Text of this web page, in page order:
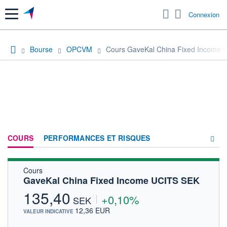
Menu Connexion
Bourse OPCVM Cours GaveKal China Fixed Income
COURS PERFORMANCES ET RISQUES
FORUM
Cours
GaveKal China Fixed Income UCITS SEK
135,40 SEK +0,10%
VALEUR INDICATIVE 12,36 EUR